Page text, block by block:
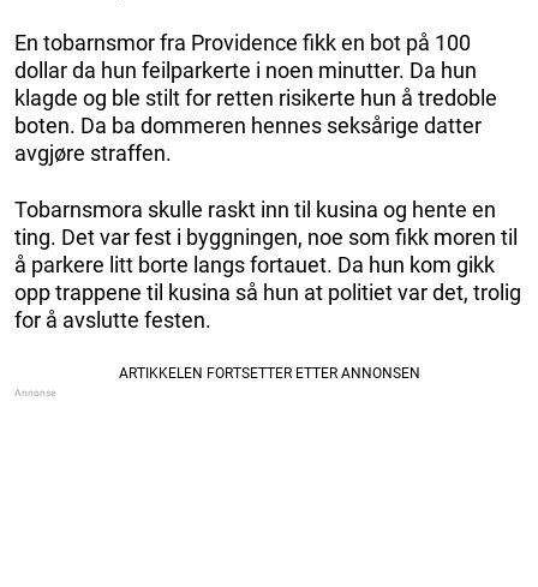
En tobarnsmor fra Providence fikk en bot på 100
dollar da hun feilparkerte i noen minutter. Da hun
klagde og ble stilt for retten risikerte hun å tredoble
boten. Da ba dommeren hennes seksårige datter
avgjøre straffen.
Tobarnsmora skulle raskt inn til kusina og hente en
ting. Det var fest i byggningen, noe som fikk moren til
å parkere litt borte langs fortauet. Da hun kom gikk
opp trappene til kusina så hun at politiet var det, trolig
for å avslutte festen.